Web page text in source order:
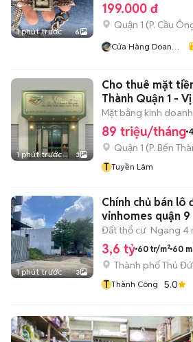
1 phút trước 6
199.000 đ
Quận 1 (P. Cầu
Cửa Hàng Doan
1 phút trước 3
Cho thuê mặt
Thành Quận 1
Mặt bằng kinh doanh
89 triệu/tháng
Quận 1 (P. Bến
T Tuyền Lâm
1 phút trước 3
Chính chủ bán lô
vinhomes quận 9
Đất thổ cư Ngang 4
3,6 tỷ 60 tr/m² 60
Thành phố Thủ
T Thành Công 5.0